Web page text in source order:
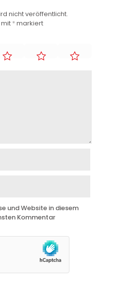
nicht veröffentlicht.
*markiert
und Website in diesem
Kommentar